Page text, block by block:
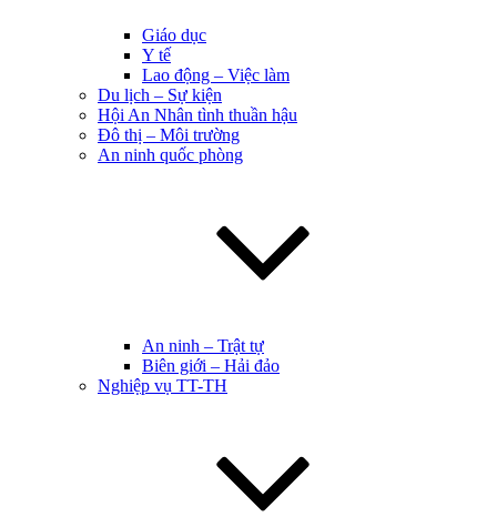
Giáo dục
Y tế
Lao động – Việc làm
Du lịch – Sự kiện
Hội An Nhân tình thuần hậu
Đô thị – Môi trường
An ninh quốc phòng
An ninh – Trật tự
Biên giới – Hải đảo
Nghiệp vụ TT-TH